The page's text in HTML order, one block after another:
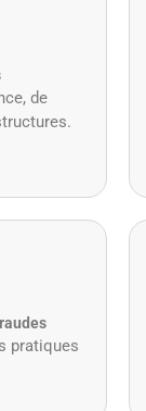
de
pratiques